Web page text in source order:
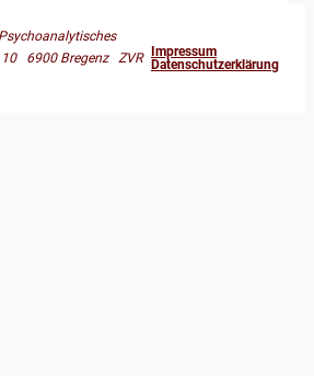
6900 Bregenz ZVR
Impressum
Datenschutzerklärung